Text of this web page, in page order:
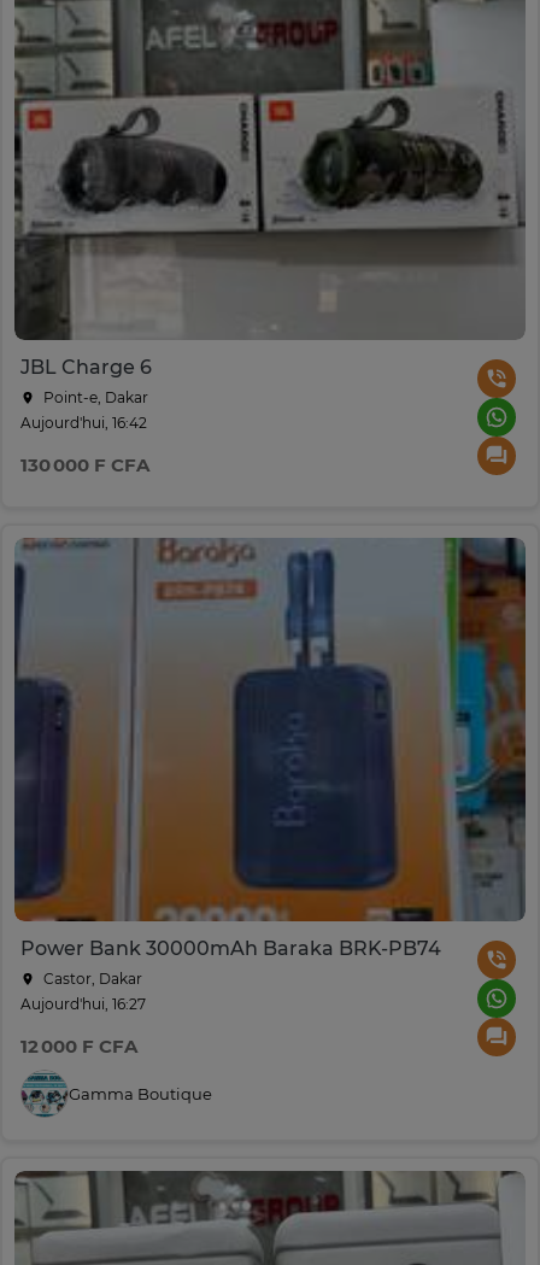
JBL Charge 6
Point-e, Dakar
Aujourd'hui, 16:42
130 000 F CFA
Power Bank 30000mAh Baraka BRK-PB74
Castor, Dakar
Aujourd'hui, 16:27
12 000 F CFA
Gamma Boutique